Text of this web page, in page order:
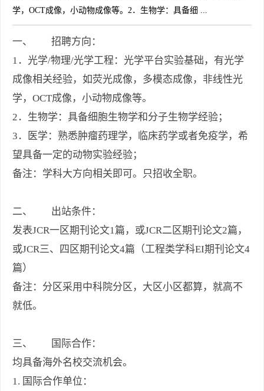
学，OCT成像，小动物成像等。2．生物学：具备细 ...
一、 招聘方向：
1．光学/物理/光学工程：光学平台实验基础，有光学
成像相关经验，如荧光成像，多模态成像，非线性光
学，OCT成像，小动物成像等。
2．生物学：具备细胞生物学和分子生物学经验；
3．医学：熟悉肿瘤药理学，临床药学或者免疫学，希
望具备一定的动物实验经验；
备注：学科大方向相关即可。只招收全职。
二、 出站条件：
发表JCR一区期刊论文1篇，或JCR二区期刊论文2篇，
或JCR三、四区期刊论文4篇（工程类学科EI期刊论文4
篇）
备注：分区采用中科院分区，大区小区都算，就高不
就低。
三、 国际合作：
均具备海外名校交流机会。
1. 国际合作单位：